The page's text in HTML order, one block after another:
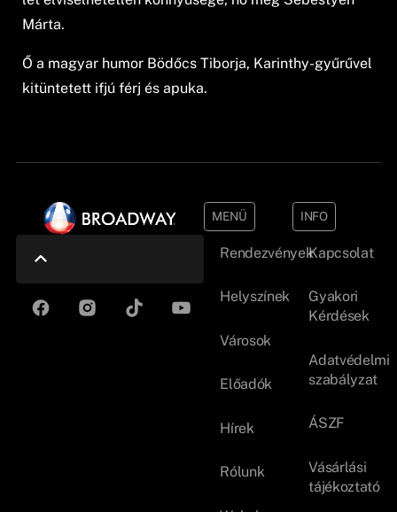
Márta.
Ő a magyar humor Bödőcs Tiborja, Karinthy-gyűrűvel
kitüntetett ifjú férj és apuka.
MENÜ
Rendezvények
Helyszínek
Városok
Előadók
Hírek
Rólunk
INFO
Kapcsolat
Gyakori
Kérdések
Adatvédelmi
szabályzat
ÁSZF
Vásárlási
tájékoztató